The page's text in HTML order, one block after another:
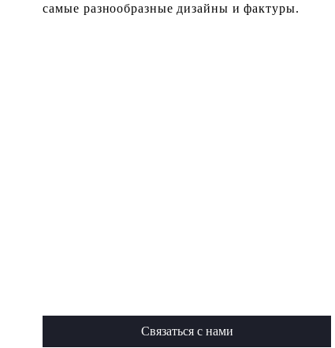
самые разнообразные дизайны и фактуры.
Связаться с нами